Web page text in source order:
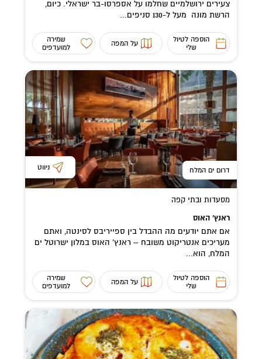
צעירים ירושלמיים שחלמו על אספרסו-בר ישראלי. כיום,
הרשת מונה מעל ל-130 סניפים...
הוספה לטיול
שלי
על המפה
שמירה
למועדפים
דרום ים המלח ניווט
מסעדות ובתי קפה
ראנץ’ האוס
אם אתם יודעים מה ההבדל בין ספייריבס לסינטה, ואתם
מעריכים אנטריקוט משובח – ראנץ’ האוס במלון ישרוטל ים
המלח, הוא...
הוספה לטיול
שלי
על המפה
שמירה
למועדפים